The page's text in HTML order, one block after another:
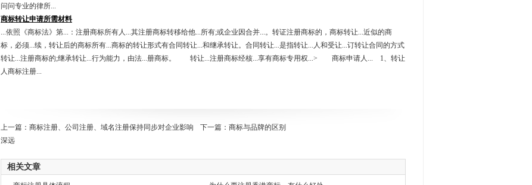
问问专业的律所...
商标转让申请所需材料
...依照《商标法》第...：注册商标所有人...其注册商标转移给他...所有;或企业因合并...。转证注册商标的，商标转让...近似的商
标，必须...续，转让后的商标所有...商标的转让形式有合同转让...和继承转让。合同转让...是指转让...人和受让...订转让合同的方式
转让...注册商标的;继承转让...行为能力，由法...册商标。 转让...注册商标经核...享有商标专用权...> 商标申请人... 1、转让
人商标注册...
上一篇： 商标注册、公司注册、域名注册保持同步对企业影响
深远
下一篇： 商标与品牌的区别
相关文章